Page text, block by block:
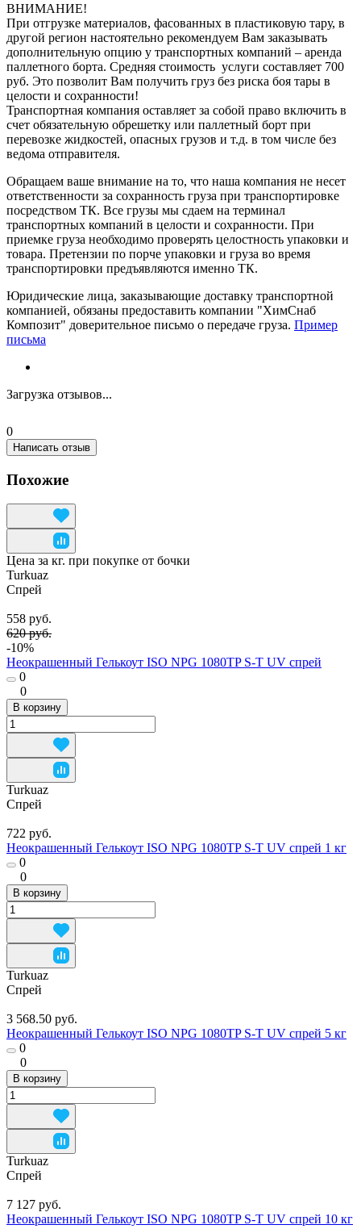
ВНИМАНИЕ!
При отгрузке материалов, фасованных в пластиковую тару, в
другой регион настоятельно рекомендуем Вам заказывать
дополнительную опцию у транспортных компаний – аренда
паллетного борта. Средняя стоимость услуги составляет 700
руб. Это позволит Вам получить груз без риска боя тары в
целости и сохранности!
Транспортная компания оставляет за собой право включить в
счет обязательную обрешетку или паллетный борт при
перевозке жидкостей, опасных грузов и т.д. в том числе без
ведома отправителя.
Обращаем ваше внимание на то, что наша компания не несет
ответственности за сохранность груза при транспортировке
посредством ТК. Все грузы мы сдаем на терминал
транспортных компаний в целости и сохранности. При
приемке груза необходимо проверять целостность упаковки и
товара. Претензии по порче упаковки и груза во время
транспортировки предъявляются именно ТК.
Юридические лица, заказывающие доставку транспортной
компанией, обязаны предоставить компании "ХимСнаб
Композит" доверительное письмо о передаче груза. Пример
письма
Загрузка отзывов...
0
Написать отзыв
Похожие
Цена за кг. при покупке от бочки
Turkuaz
Спрей
558 руб.
620 руб.
-10%
Неокрашенный Гелькоут ISO NPG 1080TP S-T UV спрей
0
0
В корзину
Turkuaz
Спрей
722 руб.
Неокрашенный Гелькоут ISO NPG 1080TP S-T UV спрей 1 кг
0
0
В корзину
Turkuaz
Спрей
3 568.50 руб.
Неокрашенный Гелькоут ISO NPG 1080TP S-T UV спрей 5 кг
0
0
В корзину
Turkuaz
Спрей
7 127 руб.
Неокрашенный Гелькоут ISO NPG 1080TP S-T UV спрей 10 кг